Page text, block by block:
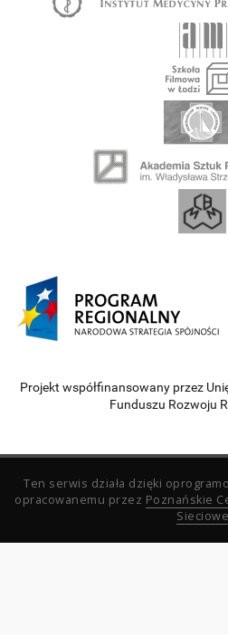
Projekt współfinansowany przez
Funduszu Rozwoju
Ten serwis działa dzięki
opracowanemu przez Poznańskie
Sieciowe